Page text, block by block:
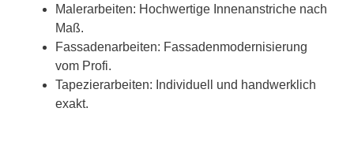
Malerarbeiten: Hochwertige Innenanstriche nach
Maß.
Fassadenarbeiten: Fassadenmodernisierung
vom Profi.
Tapezierarbeiten: Individuell und handwerklich
exakt.